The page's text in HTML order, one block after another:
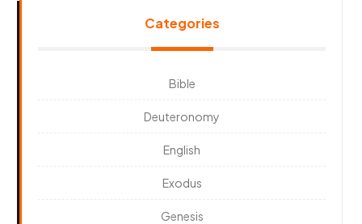
Categories
Bible
Deuteronomy
English
Exodus
Genesis